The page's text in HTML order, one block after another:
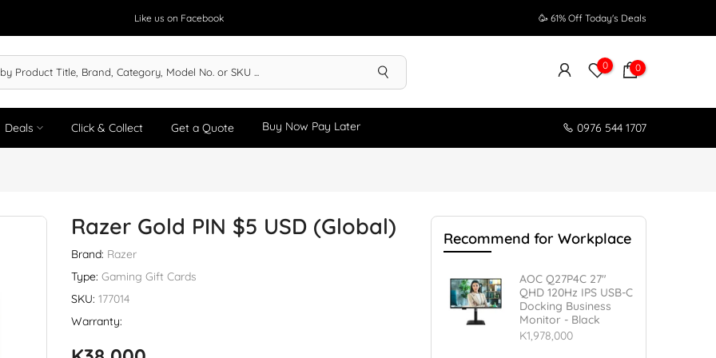
Like us on Facebook 🥳 61% Off Today's Deals
0 0
Deals Click & Collect Get a Quote Buy Now Pay Later 0976 544 1707
Razer Gold PIN $5 USD (Global)
Brand: Razer
Type: Gaming Gift Cards
SKU: 177014
Warranty:
Recommend for Workplace
AOC Q27P4C 27"
QHD 120Hz IPS USB-C
Docking Business
Monitor - Black
K1,978,000